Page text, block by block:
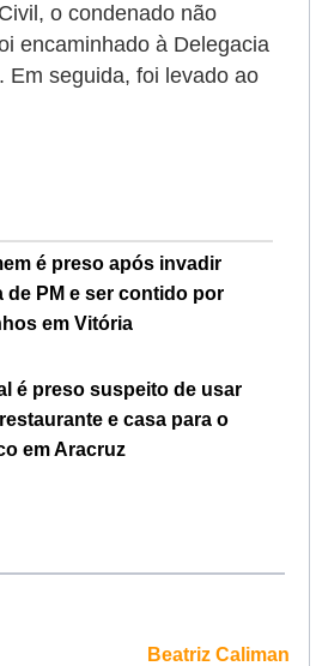
o condenado não
encaminhado à Delegacia
Em seguida, foi levado ao
é preso após invadir
de PM e ser contido por
em Vitória
é preso suspeito de usar
e casa para o
em Aracruz
Beatriz Caliman